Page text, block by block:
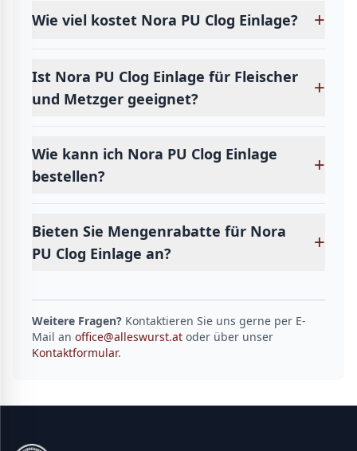
Wie viel kostet Nora PU Clog Einlage? +
Ist Nora PU Clog Einlage für Fleischer
und Metzger geeignet?
+
Wie kann ich Nora PU Clog Einlage
bestellen?
+
Bieten Sie Mengenrabatte für Nora
PU Clog Einlage an?
+
Weitere Fragen? Kontaktieren Sie uns gerne per E-
Mail an office@alleswurst.at oder über unser
Kontaktformular.